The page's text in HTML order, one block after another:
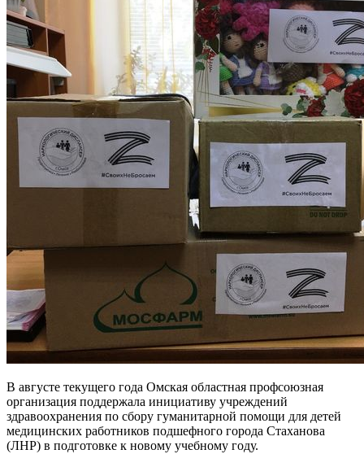
В августе текущего года Омская областная профсоюзная
организация поддержала инициативу учреждений
здравоохранения по сбору гуманитарной помощи для детей
медицинских работников подшефного города Стаханова
(ЛНР) в подготовке к новому учебному году.